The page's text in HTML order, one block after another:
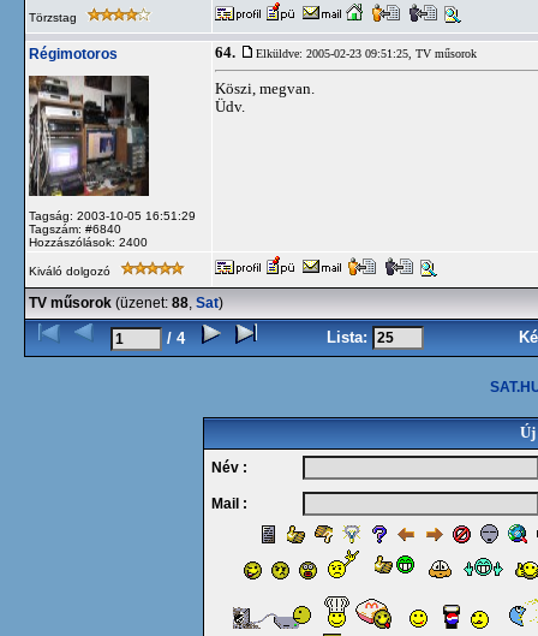
Törzstag
Régimotoros
Tagság: 2003-10-05 16:51:29
Tagszám: #6840
Hozzászólások: 2400
64. Elküldve: 2005-02-23 09:51:25, TV műsorok
Köszi, megvan.
Üdv.
Kiváló dolgozó
TV műsorok (üzenet: 88, Sat)
/ 4 Lista:
Új
Név :
Mail :